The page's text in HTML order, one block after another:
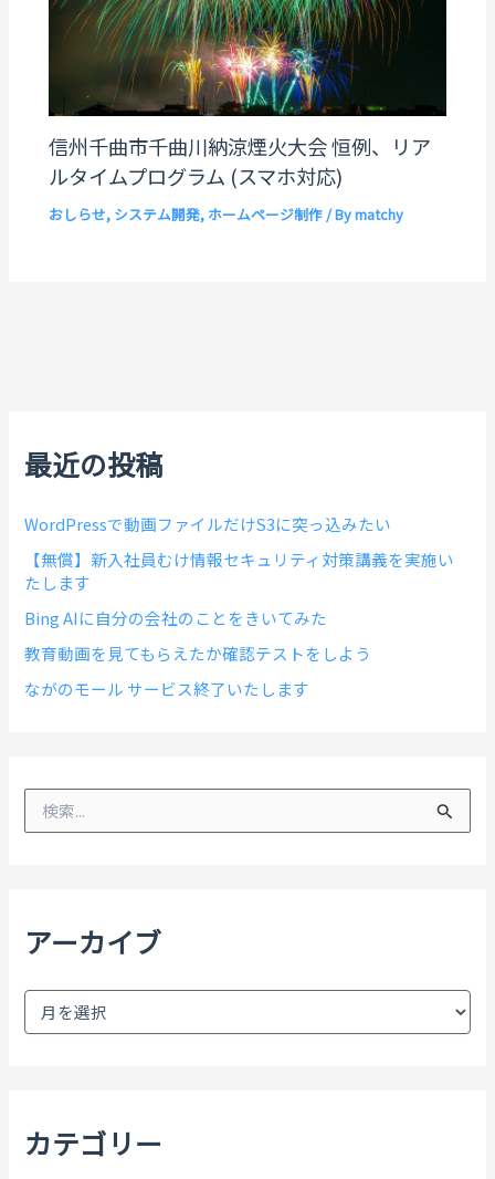
信州千曲市千曲川納涼煙火大会 恒例、リア
ルタイムプログラム (スマホ対応)
おしらせ, システム開発, ホームページ制作/ Bymatchy
最近の投稿
WordPressで動画ファイルだけS3に突っ込みたい
【無償】新入社員むけ情報セキュリティ対策講義を実施い
たします
Bing AIに自分の会社のことをきいてみた
教育動画を見てもらえたか確認テストをしよう
ながのモール サービス終了いたします
検
アーカイブ
ア
カテゴリー